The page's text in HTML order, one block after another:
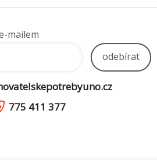
mailem
odebírat
775 411 377